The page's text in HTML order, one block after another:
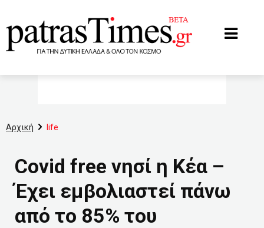
Αρχική life
Covid free νησί η Κέα –
Έχει εμβολιαστεί πάνω
από το 85% του